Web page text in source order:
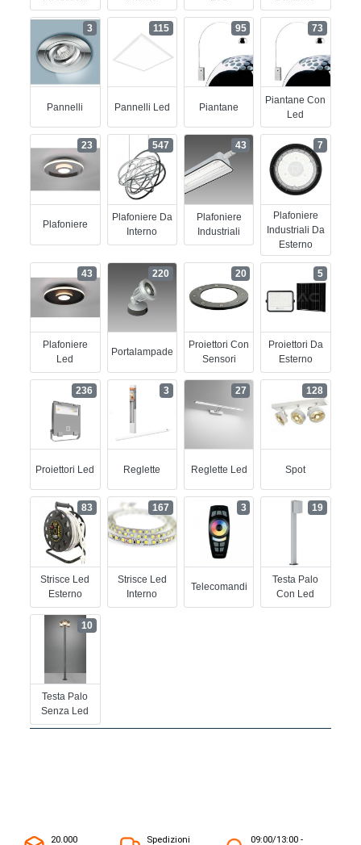
Pannelli
3
Pannelli Led
115
Piantane
95
Piantane Con
Led
73
Plafoniere
23
Plafoniere Da
Interno
547
Plafoniere
Industriali
43
Plafoniere
Industriali Da
Esterno
7
Plafoniere
Led
43
Portalampade
220
Proiettori Con
Sensori
20
Proiettori Da
Esterno
5
Proiettori Led
236
Reglette
3
Reglette Led
27
Spot
128
Strisce Led
Esterno
83
Strisce Led
Interno
167
Telecomandi
3
Testa Palo
Con Led
19
Testa Palo
Senza Led
10
20.000
Spedizioni
09:00/13:00 -